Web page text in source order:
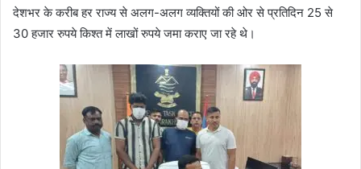
देशभर के करीब हर राज्य से अलग-अलग व्यक्तियों की ओर से प्रतिदिन 25 से
30 हजार रुपये किश्त में लाखों रुपये जमा कराए जा रहे थे।